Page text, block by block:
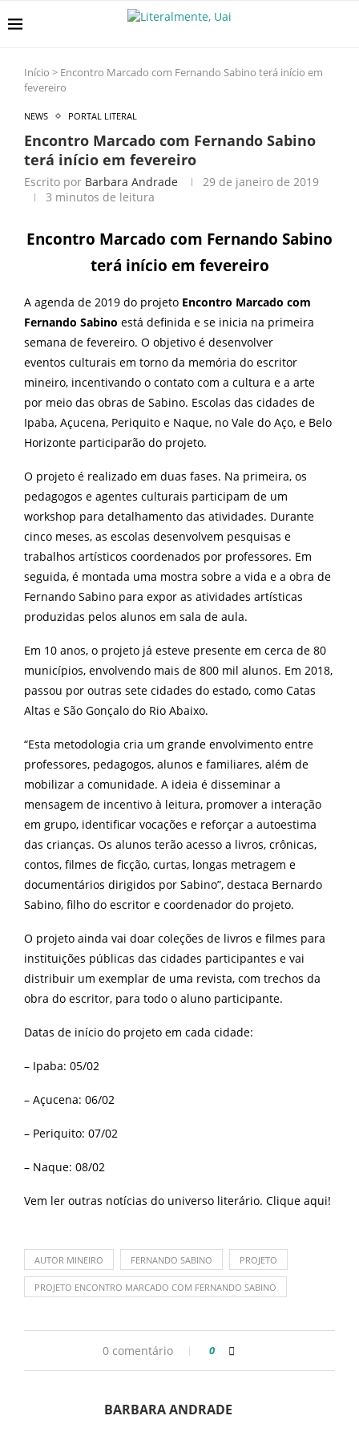
Início > Encontro Marcado com Fernando Sabino terá início em
fevereiro
NEWS PORTAL LITERAL
Encontro Marcado com Fernando Sabino
terá início em fevereiro
Escrito por Barbara Andrade
29 de janeiro de 2019
3 minutos de leitura
Encontro Marcado com Fernando Sabino
terá início em fevereiro
A agenda de 2019 do projeto Encontro Marcado com
Fernando Sabino está definida e se inicia na primeira
semana de fevereiro. O objetivo é desenvolver
eventos culturais em torno da memória do escritor
mineiro, incentivando o contato com a cultura e a arte
por meio das obras de Sabino. Escolas das cidades de
Ipaba, Açucena, Periquito e Naque, no Vale do Aço, e Belo
Horizonte participarão do projeto.
O projeto é realizado em duas fases. Na primeira, os
pedagogos e agentes culturais participam de um
workshop para detalhamento das atividades. Durante
cinco meses, as escolas desenvolvem pesquisas e
trabalhos artísticos coordenados por professores. Em
seguida, é montada uma mostra sobre a vida e a obra de
Fernando Sabino para expor as atividades artísticas
produzidas pelos alunos em sala de aula.
Em 10 anos, o projeto já esteve presente em cerca de 80
municípios, envolvendo mais de 800 mil alunos. Em 2018,
passou por outras sete cidades do estado, como Catas
Altas e São Gonçalo do Rio Abaixo.
“Esta metodologia cria um grande envolvimento entre
professores, pedagogos, alunos e familiares, além de
mobilizar a comunidade. A ideia é disseminar a
mensagem de incentivo à leitura, promover a interação
em grupo, identificar vocações e reforçar a autoestima
das crianças. Os alunos terão acesso a livros, crônicas,
contos, filmes de ficção, curtas, longas metragem e
documentários dirigidos por Sabino”, destaca Bernardo
Sabino, filho do escritor e coordenador do projeto.
O projeto ainda vai doar coleções de livros e filmes para
instituições públicas das cidades participantes e vai
distribuir um exemplar de uma revista, com trechos da
obra do escritor, para todo o aluno participante.
Datas de início do projeto em cada cidade:
– Ipaba: 05/02
– Açucena: 06/02
– Periquito: 07/02
– Naque: 08/02
Vem ler outras notícias do universo literário. Clique aqui!
AUTOR MINEIRO FERNANDO SABINO PROJETO
PROJETO ENCONTRO MARCADO COM FERNANDO SABINO
0 comentário 0
BARBARA ANDRADE